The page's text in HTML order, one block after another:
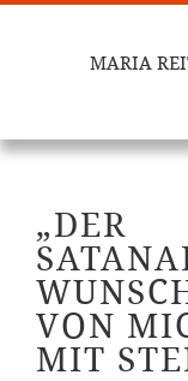
MARIA
„DER
VON
MIT